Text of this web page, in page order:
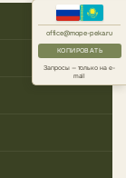
office@mope-peka.ru
КОПИРОВАТЬ
Запросы — только на e-
mail